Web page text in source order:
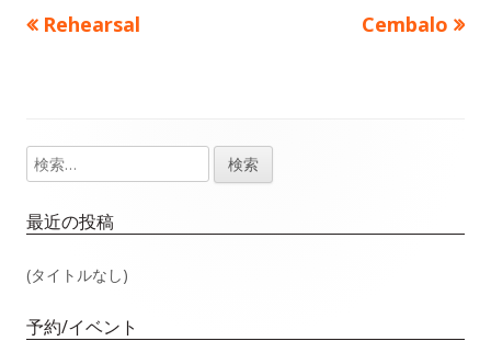
投
ビ
ゲ
ー
シ
前
Rehearsal
次
Cembalo
メ
イ
ン
検
索:
最近の投稿
(タイトルなし)
予約/イベント